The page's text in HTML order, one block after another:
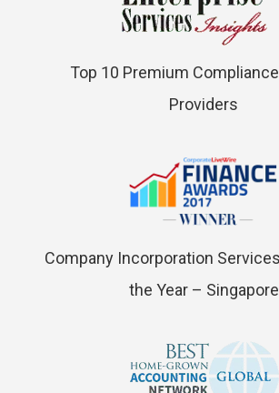
Top 10 Premium
Providers
Company Incorporation
the Year – Singapore